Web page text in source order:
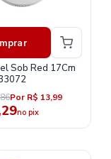
Sob Red 17Cm
Por R$ 13,99
no pix